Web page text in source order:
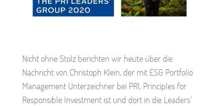
Nicht ohne Stolz berichten wir heute über die
Nachricht von Christoph Klein, der mit ESG Portfolio
Management Unterzeichner bei PRI, Principles for
Responsible Investment ist und dort in die Leaders‘